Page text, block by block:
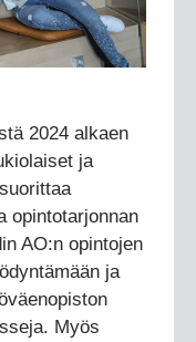
2024 alkaen
ja
opintotarjonnan
AO:n opintojen
ja
Myös